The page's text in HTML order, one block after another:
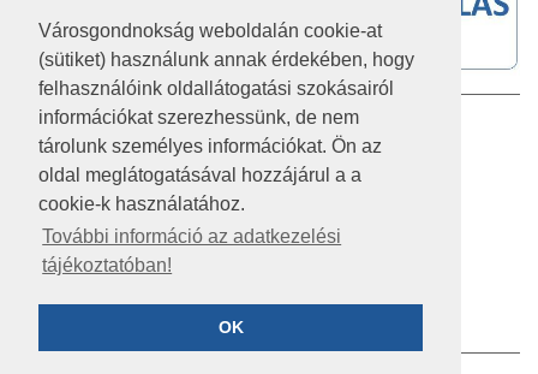
Városgondnokság weboldalán cookie-at
(sütiket) használunk annak érdekében, hogy
felhasználóink oldallátogatási szokásairól
információkat szerezhessünk, de nem
tárolunk személyes információkat. Ön az
oldal meglátogatásával hozzájárul a a
cookie-k használatához.
További információ az adatkezelési
tájékoztatóban!
OK
IMPRESSZUM
JOGI NYILATKOZAT
AKADÁLYMENTESÍTÉSI NYILATKOZAT
KÖZÉRDEKŰ ADATOK